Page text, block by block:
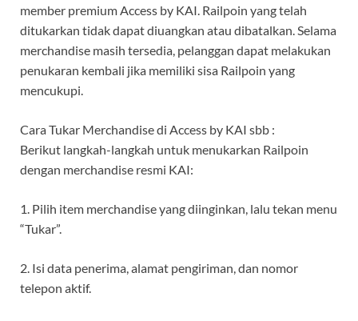
member premium Access by KAI. Railpoin yang telah
ditukarkan tidak dapat diuangkan atau dibatalkan. Selama
merchandise masih tersedia, pelanggan dapat melakukan
penukaran kembali jika memiliki sisa Railpoin yang
mencukupi.
Cara Tukar Merchandise di Access by KAI sbb :
Berikut langkah-langkah untuk menukarkan Railpoin
dengan merchandise resmi KAI:
1. Pilih item merchandise yang diinginkan, lalu tekan menu
“Tukar”.
2. Isi data penerima, alamat pengiriman, dan nomor
telepon aktif.